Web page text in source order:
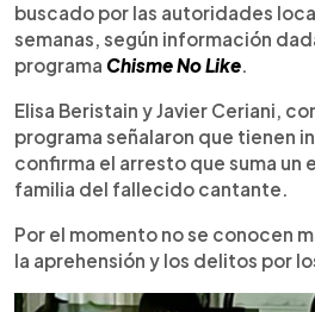
buscado por las autoridades
semanas, según información
programa Chisme No Like.
Elisa Beristain y Javier Ceriani,
programa señalaron que tienen
confirma el arresto que suma un
familia del fallecido cantante.
Por el momento no se conocen
la aprehensión y los delitos por